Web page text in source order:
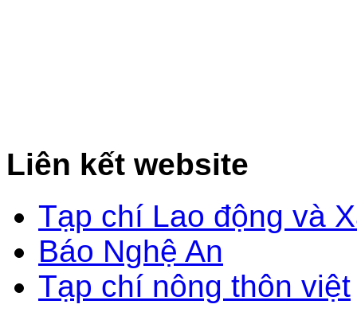
Liên kết website
Tạp chí Lao động và
Báo Nghệ An
Tạp chí nông thôn việt